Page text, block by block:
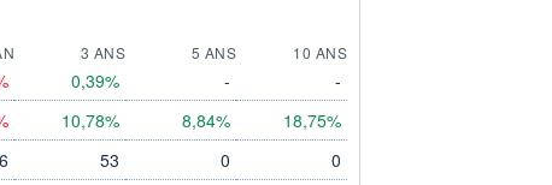
3 ANS 5 ANS
10 ANS
0,39% - -
10,78% 8,84% 18,75%
53 0 0